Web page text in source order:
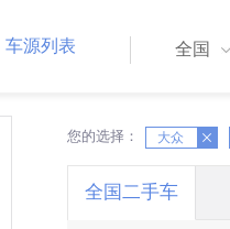
车源列表 全国
您的选择： 大众
X X
全国二手车